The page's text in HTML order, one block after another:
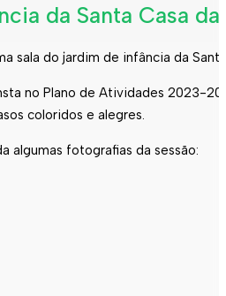
da Santa Casa
sala do jardim de infância da
no Plano de Atividades 2023-
coloridos e alegres.
algumas fotografias da sessão: